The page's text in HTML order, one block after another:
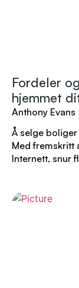
Fordeler
hjemmet
Anthony Evans
Å selge
Med fremskritt
Internett, snur